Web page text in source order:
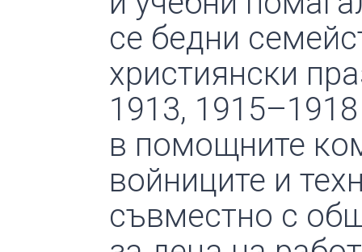
се бед­ни
християнски
1913,
в помощните
войниците и
съвместно с